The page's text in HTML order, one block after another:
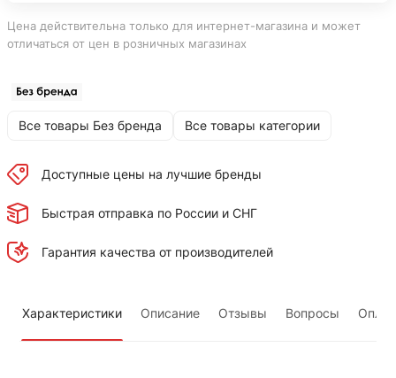
Цена действительна только для интернет-магазина и может
отличаться от цен в розничных магазинах
Все товары Без бренда Все товары категории
Доступные цены на лучшие бренды
Быстрая отправка по России и СНГ
Гарантия качества от производителей
Характеристики Описание Отзывы Вопросы